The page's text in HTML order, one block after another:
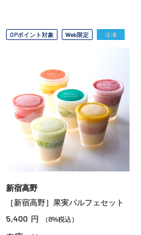
OPポイント対象 Web限定 冷凍
新宿高野
［新宿高野］果実パルフェセット
5,400 円 （8%税込）